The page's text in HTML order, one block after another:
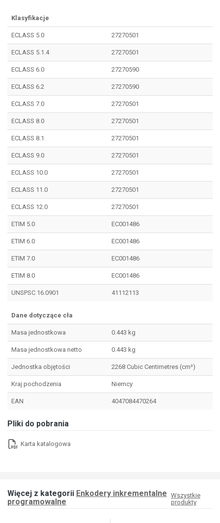
Klasyfikacje
ECLASS 5.0 27270501
ECLASS 5.1.4 27270501
ECLASS 6.0 27270590
ECLASS 6.2 27270590
ECLASS 7.0 27270501
ECLASS 8.0 27270501
ECLASS 8.1 27270501
ECLASS 9.0 27270501
ECLASS 10.0 27270501
ECLASS 11.0 27270501
ECLASS 12.0 27270501
ETIM 5.0 EC001486
ETIM 6.0 EC001486
ETIM 7.0 EC001486
ETIM 8.0 EC001486
UNSPSC 16.0901 41112113
Dane dotyczące cła
Masa jednostkowa 0.443 kg
Masa jednostkowa netto 0.443 kg
Jednostka objętości 2268 Cubic Centimetres (cm³)
Kraj pochodzenia Niemcy
EAN 4047084470264
Pliki do pobrania
Karta katalogowa
Więcej z kategorii Enkodery inkrementalne
programowalne
Wszystkie
produkty